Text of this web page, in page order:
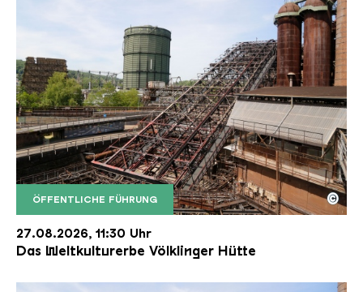
ÖFFENTLICHE FÜHRUNG
Der Erzschrägaufzug der Völklinger Hütte mit
Copyright: Weltkulturerbe Völklinger Hütte | Karl
©
27.08.2026, 11:30 Uhr
Das Weltkulturerbe Völklinger Hütte